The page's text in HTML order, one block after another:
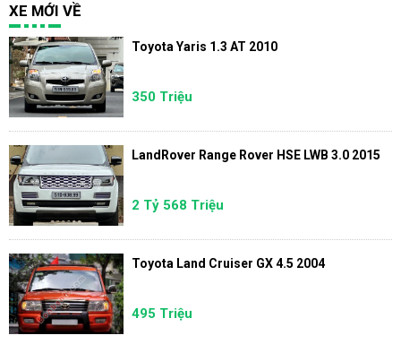
XE MỚI VỀ
Toyota Yaris 1.3 AT 2010
350 Triệu
LandRover Range Rover HSE LWB 3.0 2015
2 Tỷ 568 Triệu
Toyota Land Cruiser GX 4.5 2004
495 Triệu